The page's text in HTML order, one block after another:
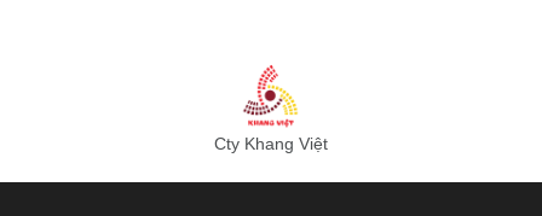
Cty Khang Việt